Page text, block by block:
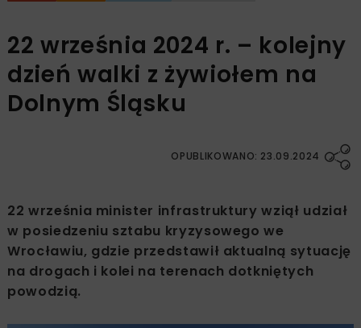
22 września 2024 r. – kolejny
dzień walki z żywiołem na
Dolnym Śląsku
OPUBLIKOWANO: 23.09.2024
22 września minister infrastruktury wziął udział
w posiedzeniu sztabu kryzysowego we
Wrocławiu, gdzie przedstawił aktualną sytuację
na drogach i kolei na terenach dotkniętych
powodzią.